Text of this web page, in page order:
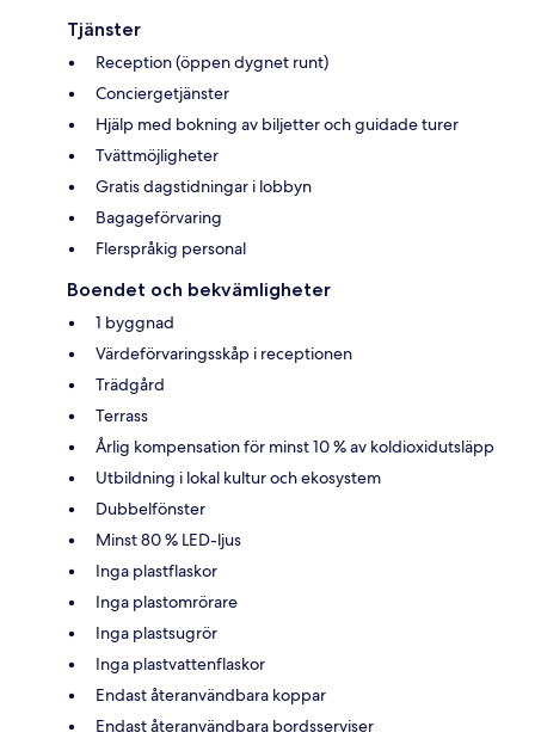
Tjänster
Reception (öppen dygnet runt)
Conciergetjänster
Hjälp med bokning av biljetter och guidade turer
Tvättmöjligheter
Gratis dagstidningar i lobbyn
Bagageförvaring
Flerspråkig personal
Boendet och bekvämligheter
1 byggnad
Värdeförvaringsskåp i receptionen
Trädgård
Terrass
Årlig kompensation för minst 10 % av koldioxidutsläpp
Utbildning i lokal kultur och ekosystem
Dubbelfönster
Minst 80 % LED-ljus
Inga plastflaskor
Inga plastomrörare
Inga plastsugrör
Inga plastvattenflaskor
Endast återanvändbara koppar
Endast återanvändbara bordsserviser